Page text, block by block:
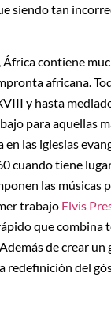
siendo tan
África contiene
africana.
y hasta
para aquellas
las iglesias
cuando tiene
las músicas
trabajo Elvis
que combina
de crear
redefinición del